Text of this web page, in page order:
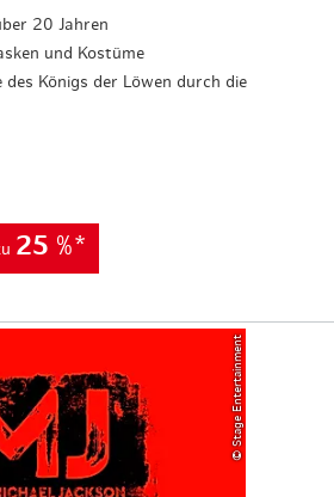
20 Jahren
und Kostüme
des Königs der Löwen durch die
25 %*
© Stage Entertainment